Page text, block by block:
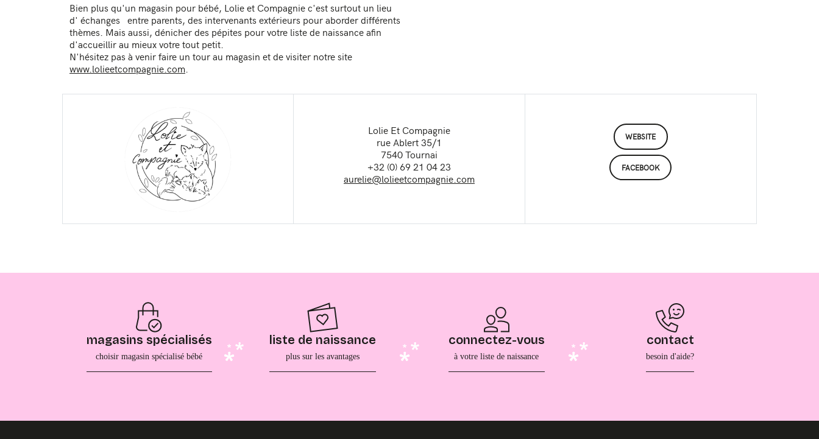
Bien plus qu'un magasin pour bébé, Lolie et Compagnie c'est surtout un lieu
d' échanges entre parents, des intervenants extérieurs pour aborder différents
thèmes. Mais aussi, dénicher des pépites pour votre liste de naissance afin
d'accueillir au mieux votre tout petit.
N'hésitez pas à venir faire un tour au magasin et de visiter notre site
www.lolieetcompagnie.com
Lolie Et Compagnie
rue Ablert 35/1
7540 Tournai
+32 (0) 69 21 04 23
aurelie@lolieetcompagnie.com
WEBSITE
FACEBOOK
magasins spécialisés
choisir magasin spécialisé bébé
liste de naissance
plus sur les avantages
connectez-vous
à votre liste de naissance
contact
besoin d'aide?